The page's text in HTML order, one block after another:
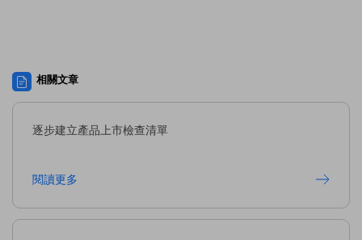
相關文章
逐步建立產品上市檢查清單
閱讀更多